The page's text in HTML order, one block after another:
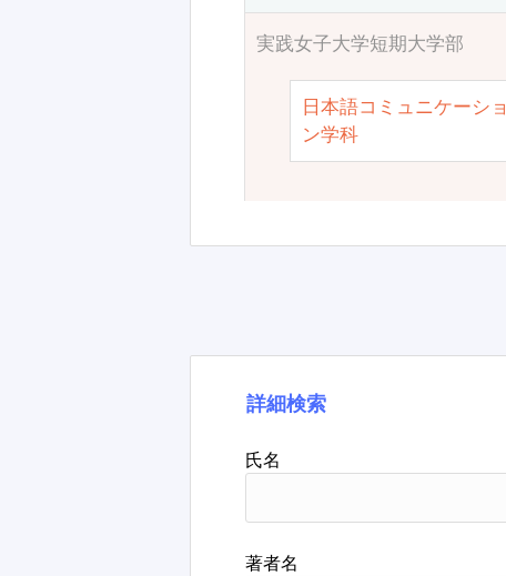
実践女子大学短期大学部
日本語コミュニケーショ
ン学科
詳細検索
氏名
著者名